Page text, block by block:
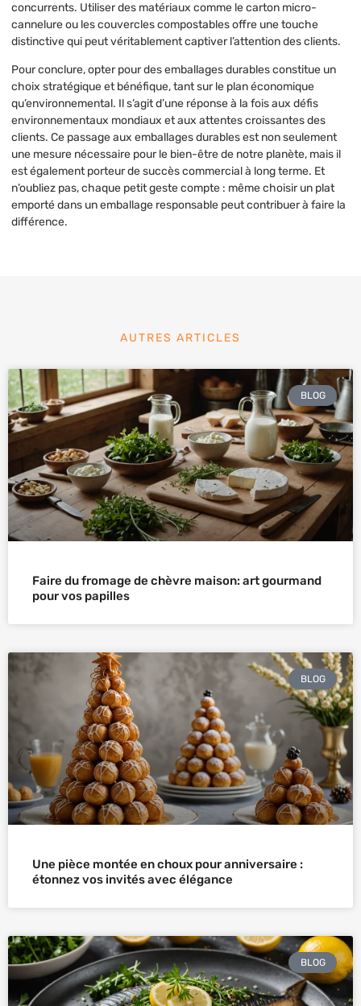
concurrents. Utiliser des matériaux comme le carton micro-
cannelure ou les couvercles compostables offre une touche
distinctive qui peut véritablement captiver l’attention des clients.
Pour conclure, opter pour des emballages durables constitue un
choix stratégique et bénéfique, tant sur le plan économique
qu’environnemental. Il s’agit d’une réponse à la fois aux défis
environnementaux mondiaux et aux attentes croissantes des
clients. Ce passage aux emballages durables est non seulement
une mesure nécessaire pour le bien-être de notre planète, mais il
est également porteur de succès commercial à long terme. Et
n’oubliez pas, chaque petit geste compte : même choisir un plat
emporté dans un emballage responsable peut contribuer à faire la
différence.
AUTRES ARTICLES
BLOG
Faire du fromage de chèvre maison: art gourmand
pour vos papilles
BLOG
Une pièce montée en choux pour anniversaire :
étonnez vos invités avec élégance
BLOG